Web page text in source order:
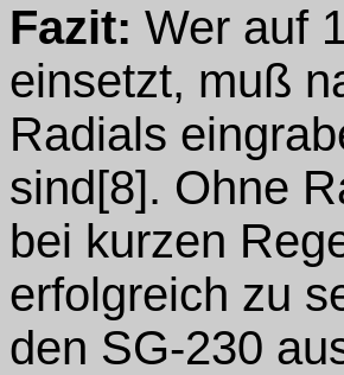
Fazit: Wer auf
einsetzt, muß
Radials
sind[8]. Ohne
bei kurzen
erfolgreich zu
den SG-230